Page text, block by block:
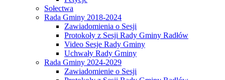
Sołectwa
Rada Gminy 2018-2024
Zawiadomienia o Sesji
Protokoły z Sesji Rady Gminy Radłów
Video Sesje Rady Gminy
Uchwały Rady Gminy
Rada Gminy 2024-2029
Zawiadomienie o Sesji